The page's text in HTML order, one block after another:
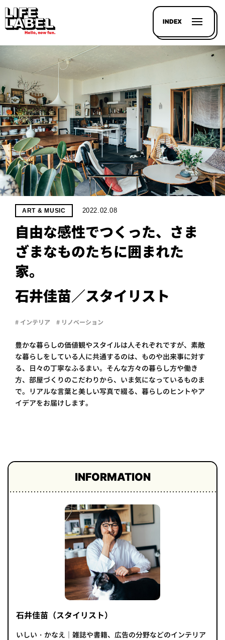
INDEX
記事を
探す
LL
HOUSE
LINE-
PROJECT
WHAT’S
LIFE
はい
いいえ
プライ
ART & MUSIC 2022.02.08
自由な感性でつくった、さま
ざまなものたちに囲まれた
家。
石井佳苗／スタイリスト
# インテリア # リノベーション
豊かな暮らしの価値観やスタイルは人それぞれですが、素敵
な暮らしをしている人に共通するのは、ものや出来事に対す
る、日々の丁寧なふるまい。そんな方々の暮らし方や働き
方、部屋づくりのこだわりから、いま気になっているものま
で。リアルな言葉と美しい写真で綴る、暮らしのヒントやア
イデアをお届けします。
INFORMATION
石井佳苗（スタイリスト）
いしい・かなえ｜雑誌や書籍、広告の分野などのインテリア